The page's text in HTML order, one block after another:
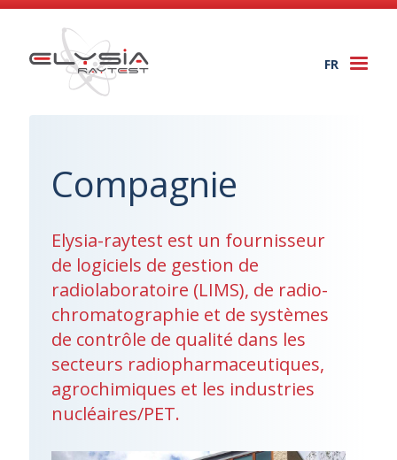
FR
Compagnie
Elysia-raytest est un fournisseur
de logiciels de gestion de
radiolaboratoire (LIMS), de radio-
chromatographie et de systèmes
de contrôle de qualité dans les
secteurs radiopharmaceutiques,
agrochimiques et les industries
nucléaires/PET.